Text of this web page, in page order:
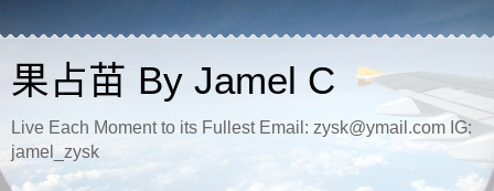
果占苗 By Jamel C
Live Each Moment to its Fullest Email: zysk@ymail.com IG:
jamel_zysk